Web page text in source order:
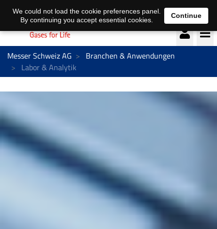
Deutsch français
Messer Schweiz AG
Branchen & Anwendungen
Labor & Analytik
We could not load the cookie preferences panel.
By continuing you accept essential cookies.
Continue